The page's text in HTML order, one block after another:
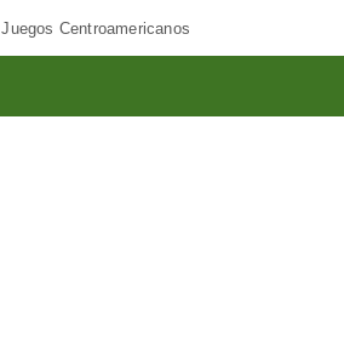
Juegos Centroamericanos